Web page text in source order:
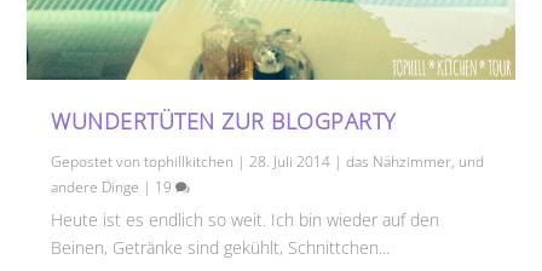
WUNDERTÜTEN ZUR BLOGPARTY
Gepostet vontophillkitchen |28. Juli 2014 |das Nähzimmer, und
andere Dinge | 19
Heute ist es endlich so weit. Ich bin wieder auf den
Beinen, Getränke sind gekühlt, Schnittchen...